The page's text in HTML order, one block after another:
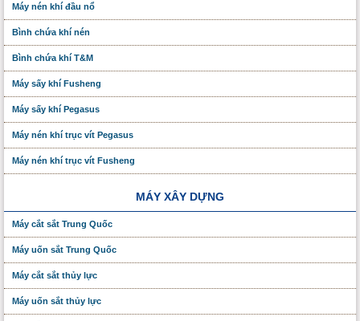
Máy nén khí đầu nổ
Bình chứa khí nén
Bình chứa khí T&M
Máy sấy khí Fusheng
Máy sấy khí Pegasus
Máy nén khí trục vít Pegasus
Máy nén khí trục vít Fusheng
MÁY XÂY DỰNG
Máy cắt sắt Trung Quốc
Máy uốn sắt Trung Quốc
Máy cắt sắt thủy lực
Máy uốn sắt thủy lực